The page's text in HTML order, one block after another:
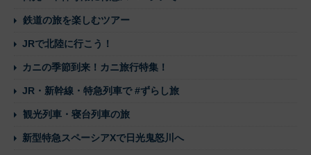
鉄道の旅を楽しむツアー
JRで北陸に行こう！
カニの季節到来！カニ旅行特集！
JR・新幹線・特急列車で #ずらし旅
観光列車・寝台列車の旅
新型特急スペーシアXで日光鬼怒川へ